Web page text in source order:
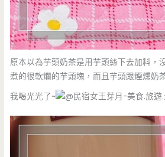
原本以為芋頭奶茶是用芋頭絲下去加料，
煮的很軟爛的芋頭塊，而且芋頭跟煙燻奶
我喝光光了~